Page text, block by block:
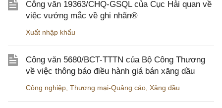
Công văn 19363/CHQ-GSQL của Cục Hải quan về
việc vướng mắc về ghi nhãn®
Xuất nhập khẩu
Công văn 5680/BCT-TTTN của Bộ Công Thương
về việc thông báo điều hành giá bán xăng dầu
Công nghiệp Thương mại-Quảng cáo Xăng dầu